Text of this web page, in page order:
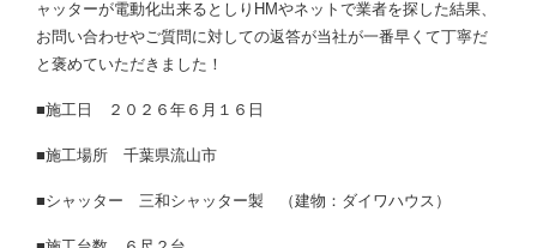
ャッターが電動化出来るとしりHMやネットで業者を探した結果、
お問い合わせやご質問に対しての返答が当社が一番早くて丁寧だ
と褒めていただきました！
■施工日 ２０２６年６月１６日
■施工場所 千葉県流山市
■シャッター 三和シャッター製 （建物：ダイワハウス）